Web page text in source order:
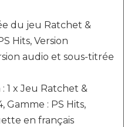
du jeu Ratchet &
Hits, Version
audio et sous-titrée
1 x Jeu Ratchet &
Gamme : PS Hits,
en français